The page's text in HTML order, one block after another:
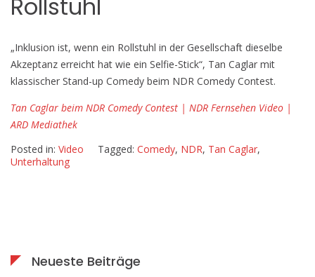
Rollstuhl
„Inklusion ist, wenn ein Rollstuhl in der Gesellschaft dieselbe
Akzeptanz erreicht hat wie ein Selfie-Stick“, Tan Caglar mit
klassischer Stand-up Comedy beim NDR Comedy Contest.
Tan Caglar beim NDR Comedy Contest | NDR Fernsehen Video |
ARD Mediathek
Posted in: Video Tagged: Comedy, NDR, Tan Caglar,
Unterhaltung
Neueste Beiträge